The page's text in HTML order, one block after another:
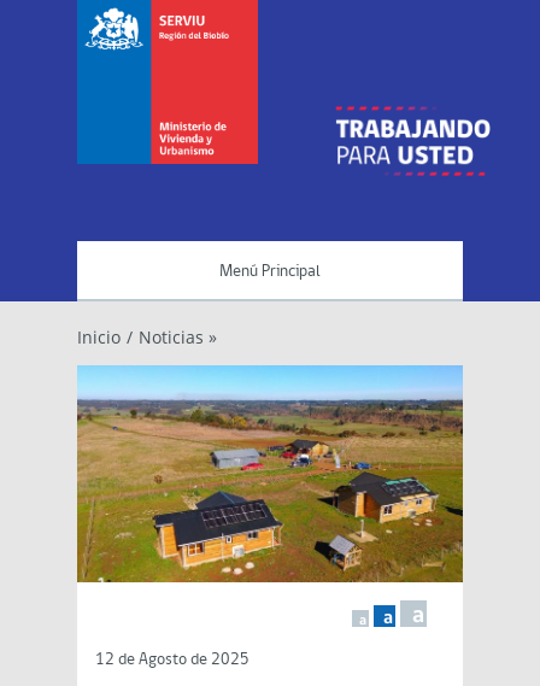
Menú Principal
Inicio / Noticias »
a a a
12 de Agosto de 2025